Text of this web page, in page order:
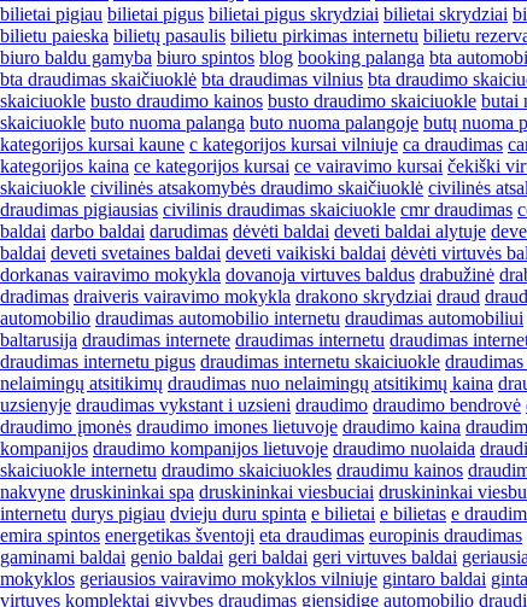
bilietai pigiau bilietai pigus bilietai pigus skrydziai bilietai skrydziai
bilietu paieska bilietų pasaulis bilietu pirkimas internetu bilietu
biuro baldu gamyba biuro spintos blog booking palanga bta
bta draudimas skaičiuoklė bta draudimas vilnius bta draudimo
skaiciuokle busto draudimo kainos busto draudimo skaiciuokle butai
skaiciuokle buto nuoma palanga buto nuoma palangoje butų nuoma
kategorijos kursai kaune c kategorijos kursai vilniuje ca draudimas
kategorijos kaina ce kategorijos kursai ce vairavimo kursai čekiški
skaiciuokle civilinės atsakomybės draudimo skaičiuoklė civilinės
draudimas pigiausias civilinis draudimas skaiciuokle cmr draudimas
baldai darbo baldai darudimas dėvėti baldai deveti baldai alytuje
baldai deveti svetaines baldai deveti vaikiski baldai dėvėti virtuvės
dorkanas vairavimo mokykla dovanoja virtuves baldus drabužinė
dradimas draiveris vairavimo mokykla drakono skrydziai draud
automobilio draudimas automobilio internetu draudimas automobiliui
baltarusija draudimas internete draudimas internetu draudimas
draudimas internetu pigus draudimas internetu skaiciuokle
nelaimingų atsitikimų draudimas nuo nelaimingų atsitikimų kaina
uzsienyje draudimas vykstant i uzsieni draudimo draudimo bendrovė
draudimo įmonės draudimo imones lietuvoje draudimo kaina
kompanijos draudimo kompanijos lietuvoje draudimo nuolaida
skaiciuokle internetu draudimo skaiciuokles draudimu kainos
nakvyne druskininkai spa druskininkai viesbuciai druskininkai
internetu durys pigiau dvieju duru spinta e bilietai e bilietas e
emira spintos energetikas šventoji eta draudimas europinis draudimas
gaminami baldai genio baldai geri baldai geri virtuves baldai
mokyklos geriausios vairavimo mokyklos vilniuje gintaro baldai
virtuves komplektai givybes draudimas gjensidige automobilio